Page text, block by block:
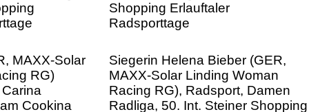
MAXX-Solar
RG)
Cookina
Siegerin Helena Bieber (GER,
MAXX-Solar Linding Woman
Racing RG), Radsport, Damen
Radliga, 50. Int. Steiner Shopping